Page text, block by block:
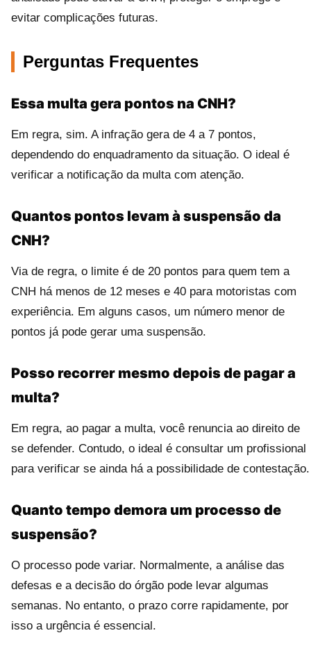
evitar complicações futuras.
Perguntas Frequentes
Essa multa gera pontos na CNH?
Em regra, sim. A infração gera de 4 a 7 pontos,
dependendo do enquadramento da situação. O ideal é
verificar a notificação da multa com atenção.
Quantos pontos levam à suspensão da
CNH?
Via de regra, o limite é de 20 pontos para quem tem a
CNH há menos de 12 meses e 40 para motoristas com
experiência. Em alguns casos, um número menor de
pontos já pode gerar uma suspensão.
Posso recorrer mesmo depois de pagar a
multa?
Em regra, ao pagar a multa, você renuncia ao direito de
se defender. Contudo, o ideal é consultar um profissional
para verificar se ainda há a possibilidade de contestação.
Quanto tempo demora um processo de
suspensão?
O processo pode variar. Normalmente, a análise das
defesas e a decisão do órgão pode levar algumas
semanas. No entanto, o prazo corre rapidamente, por
isso a urgência é essencial.